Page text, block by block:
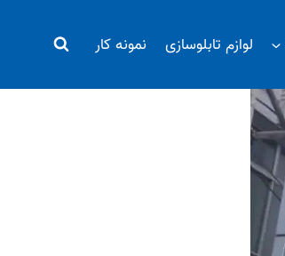
لوازم تابلوسازی نمونه کار